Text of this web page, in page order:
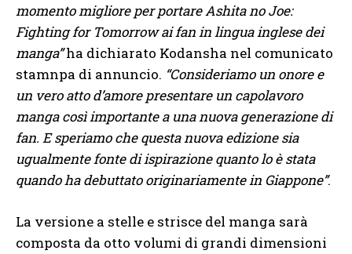
momento migliore per portare Ashita no Joe:
Fighting for Tomorrow ai fan in lingua inglese dei
manga”ha dichiarato Kodansha nel comunicato
stamnpa di annuncio. “Consideriamo un onore e
un vero atto d’amore presentare un capolavoro
manga così importante a una nuova generazione di
fan. E speriamo che questa nuova edizione sia
ugualmente fonte di ispirazione quanto lo è stata
quando ha debuttato originariamente in Giappone”.
La versione a stelle e strisce del manga sarà
composta da otto volumi di grandi dimensioni